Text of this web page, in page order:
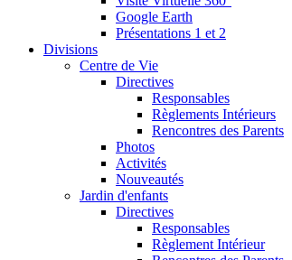
Google Earth
Présentations 1 et 2
Divisions
Centre de Vie
Directives
Responsables
Règlements Intérieurs
Rencontres des Parents
Photos
Activités
Nouveautés
Jardin d'enfants
Directives
Responsables
Règlement Intérieur